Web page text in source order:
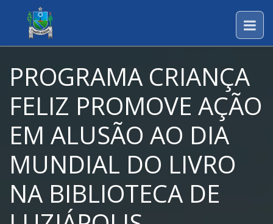
PROGRAMA CRIANÇA
FELIZ PROMOVE AÇÃO
EM ALUSÃO AO DIA
MUNDIAL DO LIVRO
NA BIBLIOTECA DE